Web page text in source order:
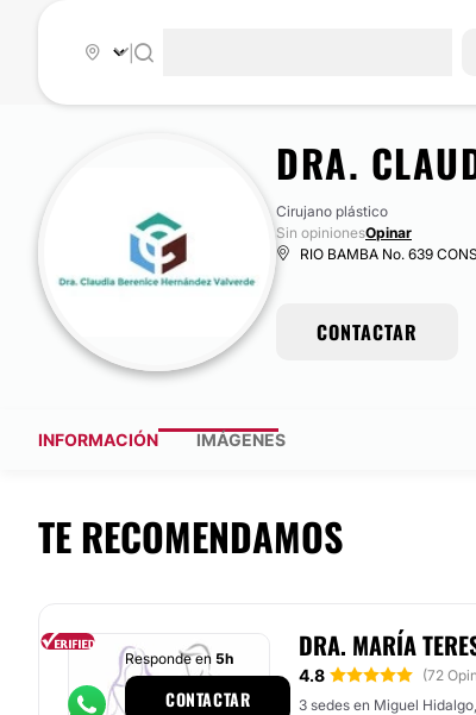
DRA.
Cirujano plástico
Sin opinionesOpinar
RIO BAMBA No. 639
CONTACTAR
INFORMACIÓN IMÁGENES
TE RECOMENDAMOS
DRA. MARÍA
4.8 (72
3 sedes en Miguel
Responde en 5h
CONTACTAR